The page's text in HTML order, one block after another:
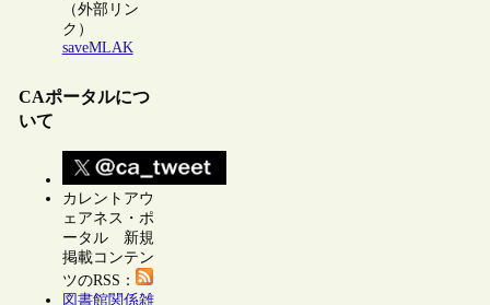
（外部リン
ク）
saveMLAK
CAポータルにつ
いて
カレントアウ
ェアネス・ポ
ータル 新規
掲載コンテン
ツのRSS：
図書館関係雑